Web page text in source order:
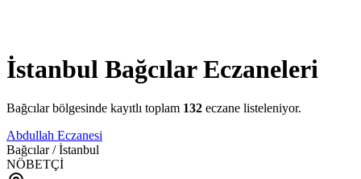
İstanbul BağcılarEczaneleri
Bağcılarbölgesinde kayıtlı toplam 132 eczane listeleniyor.
Abdullah Eczanesi
Bağcılar/İstanbul
NÖBETÇİ